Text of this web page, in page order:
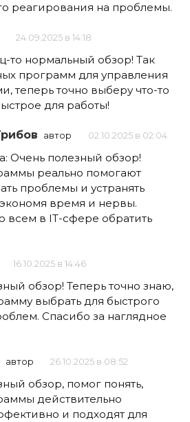
реагирования на проблемы.
24.09.2025 в 14:18
то нормальный обзор! Так
программ для управления
теперь точно выберу что-то
для работы!
автор 02.10.2025 в 02:04
Очень полезный обзор!
реально помогают
проблемы и устранять
время и нервы.
всем в IT-сфере обратить
16.10.2025 в 14:46
обзор! Теперь точно знаю,
выбрать для быстрого
Спасибо за наглядное
автор 26.10.2025 в 08:52
обзор, помог понять,
действительно
и подходят для